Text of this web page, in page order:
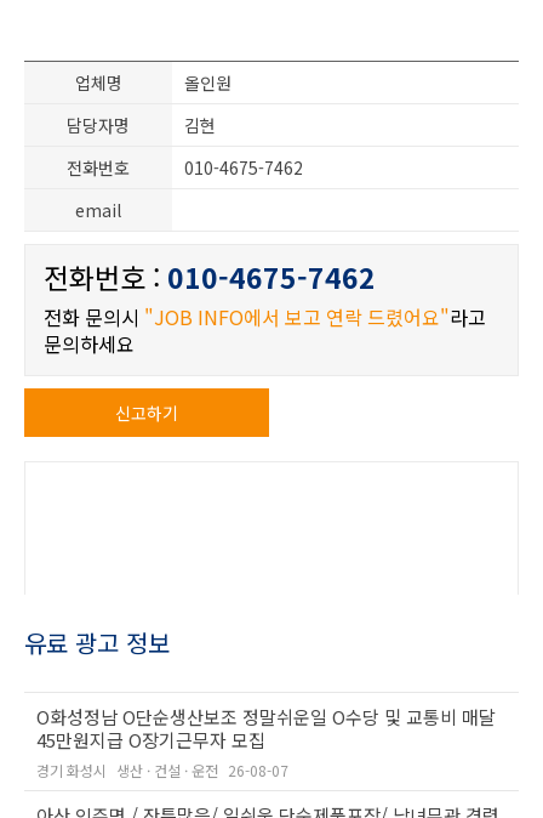
업체명
올인원
담당자명
김현
전화번호
010-4675-7462
email
전화번호 : 010-4675-7462
전화 문의시 "JOB INFO에서 보고 연락 드렸어요"라고
문의하세요
신고하기
유료 광고 정보
O화성정남 O단순생산보조 정말쉬운일 O수당 및 교통비 매달
45만원지급 O장기근무자 모집
경기 화성시 생산 · 건설 · 운전 26-08-07